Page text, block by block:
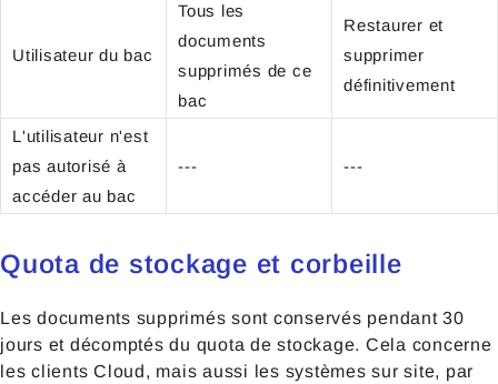
Utilisateur du bac
Tous les
documents
supprimés de ce
bac
Restaurer et
supprimer
définitivement
L'utilisateur n'est
pas autorisé à
accéder au bac
--- ---
Quota de stockage et corbeille
Les documents supprimés sont conservés pendant 30
jours et décomptés du quota de stockage. Cela concerne
les clients Cloud, mais aussi les systèmes sur site, par